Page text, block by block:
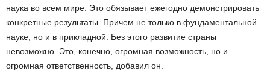
наука во всем мире. Это обязывает ежегодно демонстрировать
конкретные результаты. Причем не только в фундаментальной
науке, но и в прикладной. Без этого развитие страны
невозможно. Это, конечно, огромная возможность, но и
огромная ответственность, добавил он.